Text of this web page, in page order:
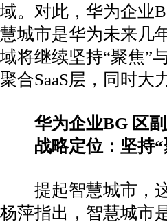
域。对此，华为企业
慧城市是华为未来几
域将继续坚持“聚焦”
聚合SaaS层，同时
华为企业BG 区
战略定位：坚持
提起智慧城市，这
杨萍指出，智慧城市